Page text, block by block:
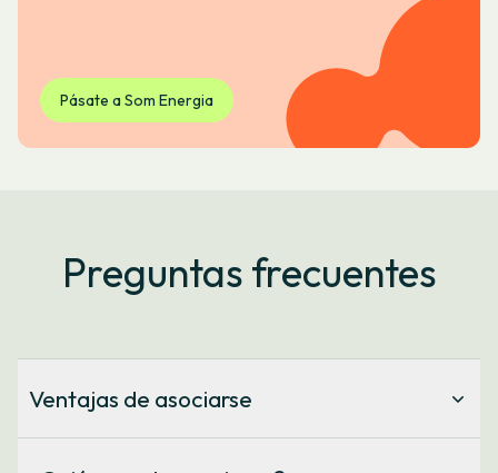
Pásate a Som Energia
Preguntas frecuentes
Ventajas de asociarse